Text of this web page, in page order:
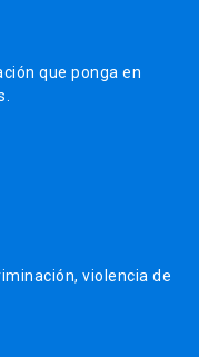
que ponga en
violencia de